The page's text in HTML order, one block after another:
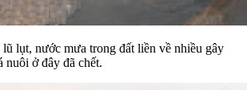
lụt, nước mưa trong đất liền về nhiều gây
nuôi ở đây đã chết.